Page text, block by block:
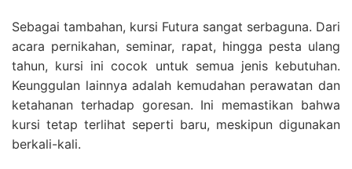
Sebagai tambahan, kursi Futura sangat serbaguna. Dari
acara pernikahan, seminar, rapat, hingga pesta ulang
tahun, kursi ini cocok untuk semua jenis kebutuhan.
Keunggulan lainnya adalah kemudahan perawatan dan
ketahanan terhadap goresan. Ini memastikan bahwa
kursi tetap terlihat seperti baru, meskipun digunakan
berkali-kali.